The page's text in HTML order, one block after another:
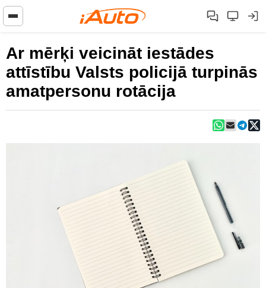
Ar mērķi veicināt iestādes
attīstību Valsts policijā turpinās
amatpersonu rotācija